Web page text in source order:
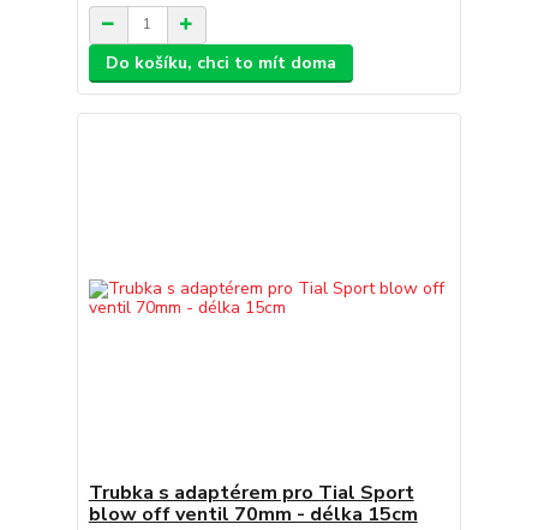
Do košíku, chci to mít doma
Trubka s adaptérem pro Tial Sport
blow off ventil 70mm - délka 15cm